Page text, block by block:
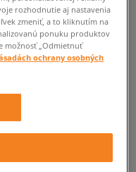
Veľkosti US
PREDAJNIACH
rozhodnutie aj nastavenia
zmeniť, a to kliknutím na
ponuku produktov
možnosť „Odmietnuť
ochrany osobných